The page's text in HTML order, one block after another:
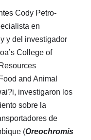
Cody Petro-
en
y del investigador
College of
and Animal
investigaron los
sobre la
de
(Oreochromis